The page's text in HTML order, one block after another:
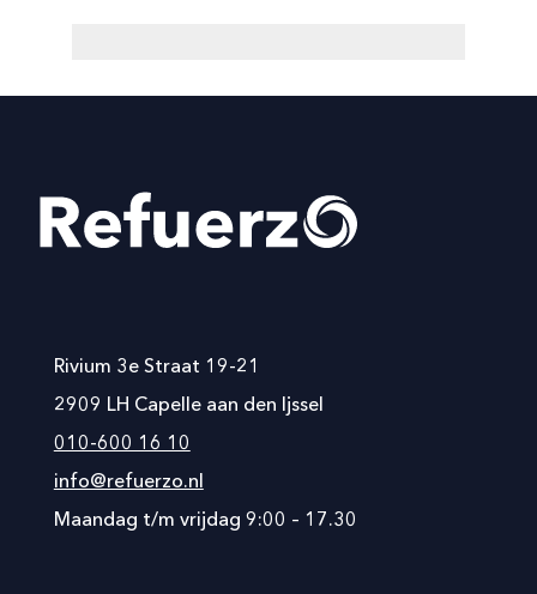
Rivium 3e Straat 19-21
2909 LH Capelle aan den Ijssel
010-600 16 10
info@refuerzo.nl
Maandag t/m vrijdag 9:00 – 17.30